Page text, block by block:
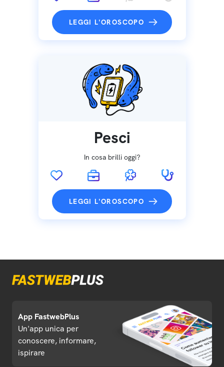
LEGGI L'OROSCOPO
Pesci
In cosa brilli oggi?
LEGGI L'OROSCOPO
App FastwebPlus
Un'app unica per
conoscere, informare,
ispirare